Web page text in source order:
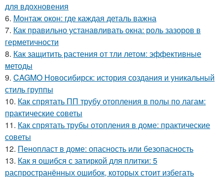
для вдохновения
6. Монтаж окон: где каждая деталь важна
7. Как правильно устанавливать окна: роль зазоров в
герметичности
8. Как защитить растения от тли летом: эффективные
методы
9. CAGMO Новосибирск: история создания и уникальный
стиль группы
10. Как спрятать ПП трубу отопления в полы по лагам:
практические советы
11. Как спрятать трубы отопления в доме: практические
советы
12. Пенопласт в доме: опасность или безопасность
13. Как я ошибся с затиркой для плитки: 5
распространённых ошибок, которых стоит избегать